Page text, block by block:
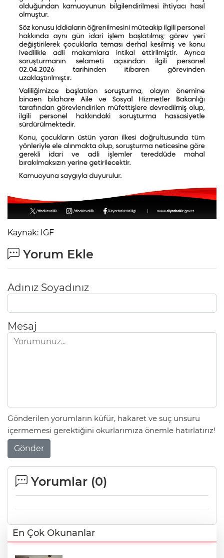
Kaynak: IGF
Yorum Ekle
Adınız Soyadınız
Mesaj
Gönderilen yorumların küfür, hakaret ve suç unsuru
içermemesi gerektiğini okurlarımıza önemle hatırlatırız!
Gönder
Yorumlar (0)
En Çok Okunanlar